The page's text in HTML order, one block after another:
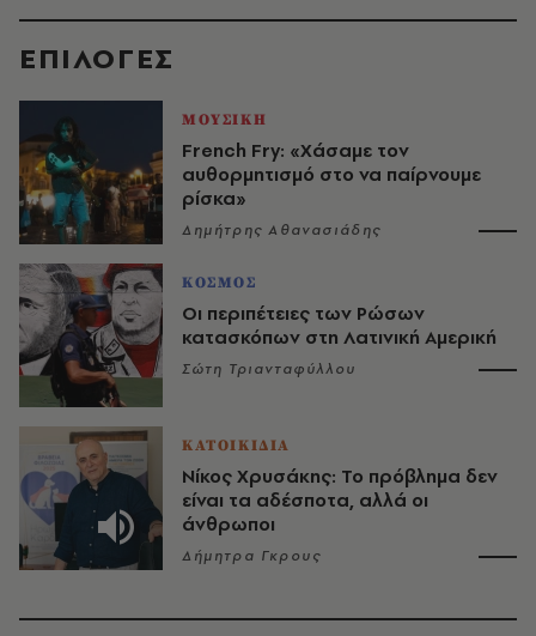
EΠΙΛΟΓΈΣ
ΜΟΥΣΙΚΗ
French Fry: «Χάσαμε τον
αυθορμητισμό στο να παίρνουμε
ρίσκα»
Δημήτρης Αθανασιάδης
ΚΟΣΜΟΣ
Οι περιπέτειες των Ρώσων
κατασκόπων στη Λατινική Αμερική
Σώτη Τριανταφύλλου
ΚΑΤΟΙΚΙΔΙΑ
Νίκος Χρυσάκης: Το πρόβλημα δεν
είναι τα αδέσποτα, αλλά οι
άνθρωποι
Δήμητρα Γκρους